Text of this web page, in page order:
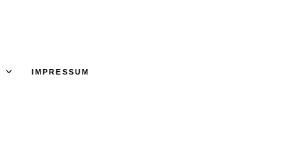
IMPRESSUM